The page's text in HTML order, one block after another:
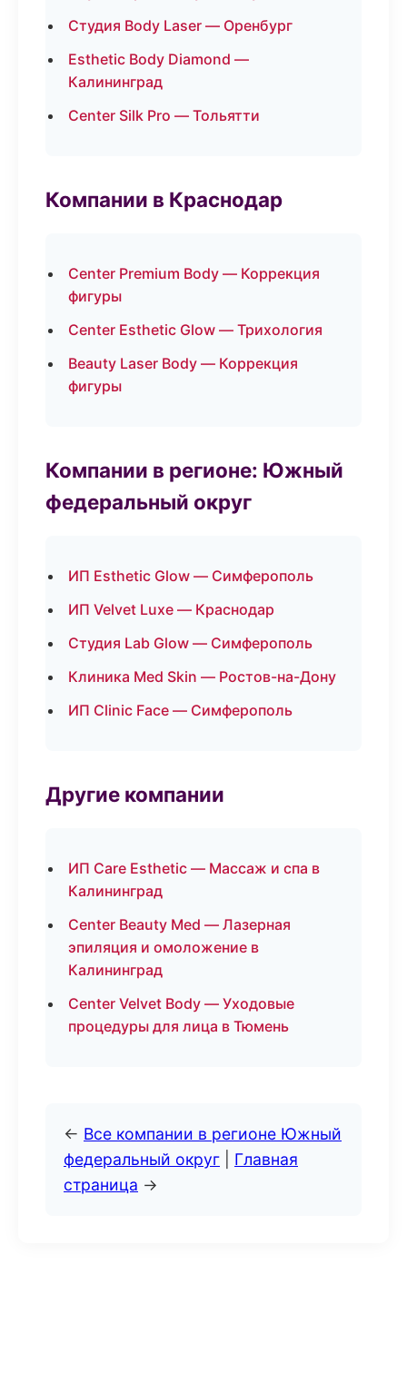
Студия Body Laser — Оренбург
Esthetic Body Diamond —
Калининград
Center Silk Pro — Тольятти
Компании в Краснодар
Center Premium Body — Коррекция
фигуры
Center Esthetic Glow — Трихология
Beauty Laser Body — Коррекция
фигуры
Компании в регионе: Южный
федеральный округ
ИП Esthetic Glow — Симферополь
ИП Velvet Luxe — Краснодар
Студия Lab Glow — Симферополь
Клиника Med Skin — Ростов-на-Дону
ИП Clinic Face — Симферополь
Другие компании
ИП Care Esthetic — Массаж и спа в
Калининград
Center Beauty Med — Лазерная
эпиляция и омоложение в
Калининград
Center Velvet Body — Уходовые
процедуры для лица в Тюмень
← Все компании в регионе Южный
федеральный округ
Главная
страница →